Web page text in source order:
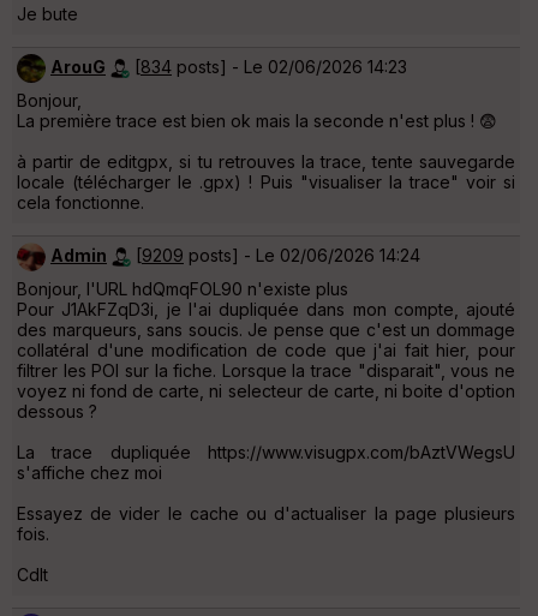
Je bute
ArouG [834 posts] - Le 02/06/2026 14:23
Bonjour,
La première trace est bien ok mais la seconde n'est plus ! 😨
à partir de editgpx, si tu retrouves la trace, tente sauvegarde
locale (télécharger le .gpx) ! Puis "visualiser la trace" voir si
cela fonctionne.
Admin [9209 posts] - Le 02/06/2026 14:24
Bonjour, l'URL hdQmqFOL90 n'existe plus
Pour J1AkFZqD3i, je l'ai dupliquée dans mon compte, ajouté
des marqueurs, sans soucis. Je pense que c'est un dommage
collatéral d'une modification de code que j'ai fait hier, pour
filtrer les POI sur la fiche. Lorsque la trace "disparait", vous ne
voyez ni fond de carte, ni selecteur de carte, ni boite d'option
dessous ?
La trace dupliquée https://www.visugpx.com/bAztVWegsU
s'affiche chez moi
Essayez de vider le cache ou d'actualiser la page plusieurs
fois.
Cdlt